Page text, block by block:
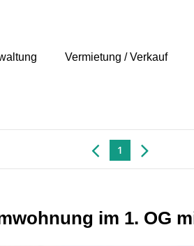
Vermietung / Verkauf
1
im 1. OG